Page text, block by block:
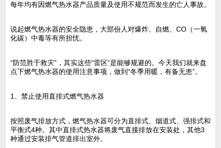
每年均有因燃气热水器产品质量及使用不规范而发生的亡人事故。
说起燃气热水器的安全隐患，大部份人对爆炸、自燃、CO（一氧
化碳）中毒等有所担忧。
“防范胜于救灾”，其实这些“雷区”是能够规避的。今天我们就来盘
点下燃气热水器的使用注意事项，做到“冬季用暖，有备无患”。
1、禁止使用直排式燃气热水器
按照废气排放方式，燃气热水器可分为直排式、烟道式、强排式和
平衡式4种。其中直排式热水器将废气直接排放在安装处，其他3
种通过安装排气管道排出室外。